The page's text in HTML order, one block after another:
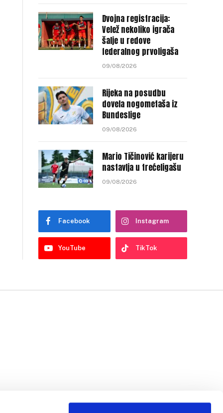
Dvojna registracija:
Velež nekoliko igrača
šalje u redove
federalnog prvoligaša
09/08/2026
Rijeka na posudbu
dovela nogometaša iz
Bundeslige
09/08/2026
Mario Tičinović karijeru
nastavlja u trećeligašu
09/08/2026
Facebook Instagram
YouTube TikTok